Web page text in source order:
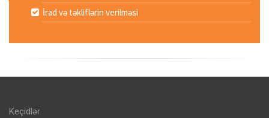
İrad və təkliflərin verilməsi
Keçidlər